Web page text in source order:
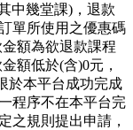
中幾堂課)，退款
單所使用之優惠碼
額為欲退款課程
額低於(含)0元，
於本平台成功完成
程序不在本平台完
之規則提出申請，